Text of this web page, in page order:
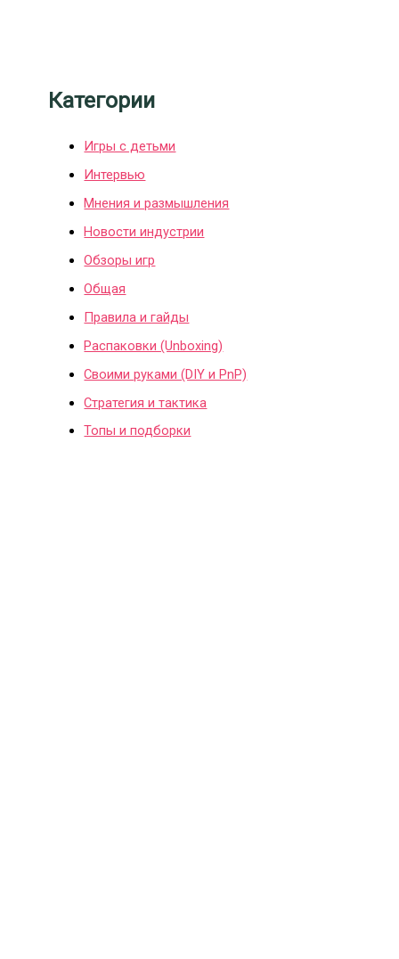
Категории
Игры с детьми
Интервью
Мнения и размышления
Новости индустрии
Обзоры игр
Общая
Правила и гайды
Распаковки (Unboxing)
Своими руками (DIY и PnP)
Стратегия и тактика
Топы и подборки